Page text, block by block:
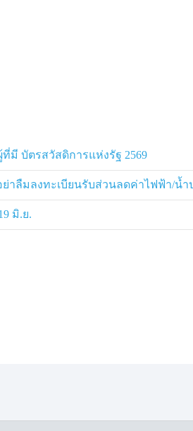
หมื่นบาทเศษเพียงลำพัง ตนคงไม่มี
ไม่ไหวหรอกครับ ถ้าจะเอาแบบนั้น
รวจสอบให้ความเป็นธรรม ว่าความ
การการประปาส่วนภูมิภาค (กปภ.)
ที่ตรวจสอบข้อเท็จจริงอีกครั้ง โดย
ในห้องน้ำของบ้านผู้ใช้น้ำ ทั้งนี้ ทาง
ดอีกครั้งในสายวันนี้ พร้อมเร่ง
มี บัตรสวัสดิการแห่งรัฐ 2569
าลืมลงทะเบียนรับส่วนลดค่าไฟฟ้า/น้ำ
มิ.ย.